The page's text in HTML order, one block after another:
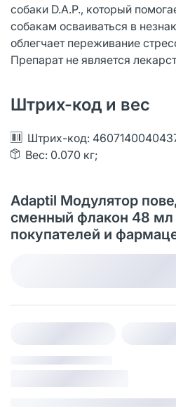
собаки D.A.P., который
собакам осваиваться в
облегчает переживание
Препарат не является
Штрих-код и вес
Штрих-код:
Вес: 0.070 кг;
Adaptil Модулятор
сменный флакон 48 мл
покупателей и